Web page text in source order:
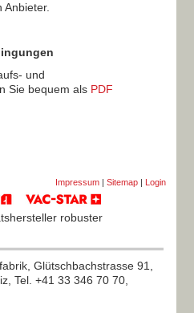
und
Sie bequem als PDF
Impressum| Sitemap| Login
robuster
Glütschbachstrasse 91,
Tel. +41 33 346 70 70,